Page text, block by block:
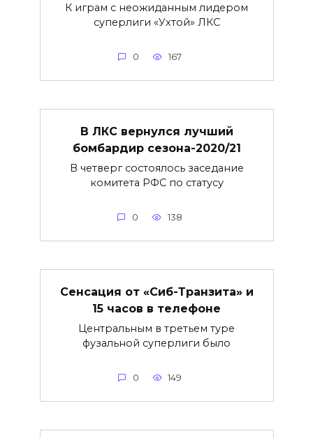
К играм с неожиданным лидером
суперлиги «Ухтой» ЛКС
0 167
В ЛКС вернулся лучший
бомбардир сезона-2020/21
В четверг состоялось заседание
комитета РФС по статусу
0 138
Сенсация от «Сиб-Транзита» и
15 часов в телефоне
Центральным в третьем туре
фузальной суперлиги было
0 149